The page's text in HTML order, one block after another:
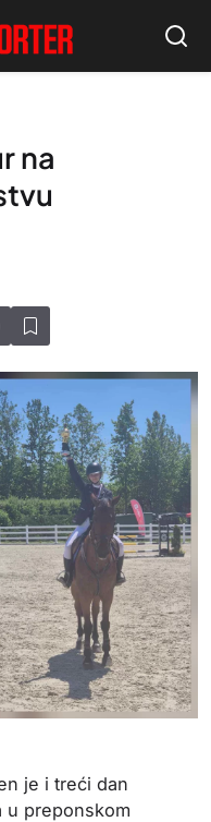
na
je i treći dan
u preponskom